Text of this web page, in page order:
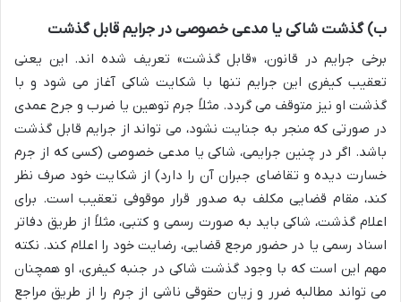
ب) گذشت شاکی یا مدعی خصوصی در جرایم قابل گذشت
برخی جرایم در قانون، «قابل گذشت» تعریف شده اند. این یعنی
تعقیب کیفری این جرایم تنها با شکایت شاکی آغاز می شود و با
گذشت او نیز متوقف می گردد. مثلاً جرم توهین یا ضرب و جرح عمدی
در صورتی که منجر به جنایت نشود، می تواند از جرایم قابل گذشت
باشد. اگر در چنین جرایمی، شاکی یا مدعی خصوصی (کسی که از جرم
خسارت دیده و تقاضای جبران آن را دارد) از شکایت خود صرف نظر
کند، مقام قضایی مکلف به صدور قرار موقوفی تعقیب است. برای
اعلام گذشت، شاکی باید به صورت رسمی و کتبی، مثلاً از طریق دفاتر
اسناد رسمی یا در حضور مرجع قضایی، رضایت خود را اعلام کند. نکته
مهم این است که با وجود گذشت شاکی در جنبه کیفری، او همچنان
می تواند مطالبه ضرر و زیان حقوقی ناشی از جرم را از طریق مراجع